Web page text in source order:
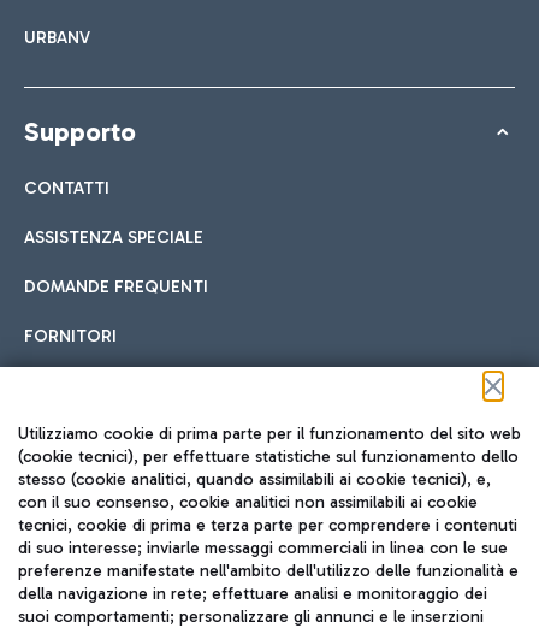
URBANV
Supporto
CONTATTI
ASSISTENZA SPECIALE
DOMANDE FREQUENTI
FORNITORI
Seguici sui social
TRAVEL JOURNAL
ITA
Utilizziamo cookie di prima parte per il funzionamento del sito web
(cookie tecnici), per effettuare statistiche sul funzionamento dello
stesso (cookie analitici, quando assimilabili ai cookie tecnici), e,
con il suo consenso, cookie analitici non assimilabili ai cookie
tecnici, cookie di prima e terza parte per comprendere i contenuti
di suo interesse; inviarle messaggi commerciali in linea con le sue
preferenze manifestate nell'ambito dell'utilizzo delle funzionalità e
della navigazione in rete; effettuare analisi e monitoraggio dei
suoi comportamenti; personalizzare gli annunci e le inserzioni